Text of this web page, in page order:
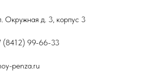
Окружная д. 3, корпус 3
(8412) 99-66-33
penza.ru